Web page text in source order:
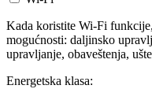
Kada koristite Wi-Fi
mogućnosti: daljinsko
upravljanje, obaveštenja,
Energetska klasa: